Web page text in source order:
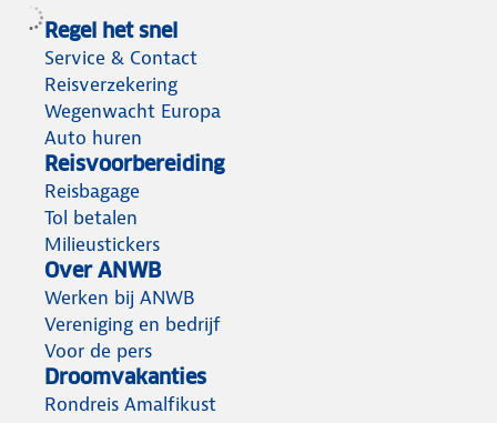
Regel het snel
Service & Contact
Reisverzekering
Wegenwacht Europa
Auto huren
Reisvoorbereiding
Reisbagage
Tol betalen
Milieustickers
Over ANWB
Werken bij ANWB
Vereniging en bedrijf
Voor de pers
Droomvakanties
Rondreis Amalfikust